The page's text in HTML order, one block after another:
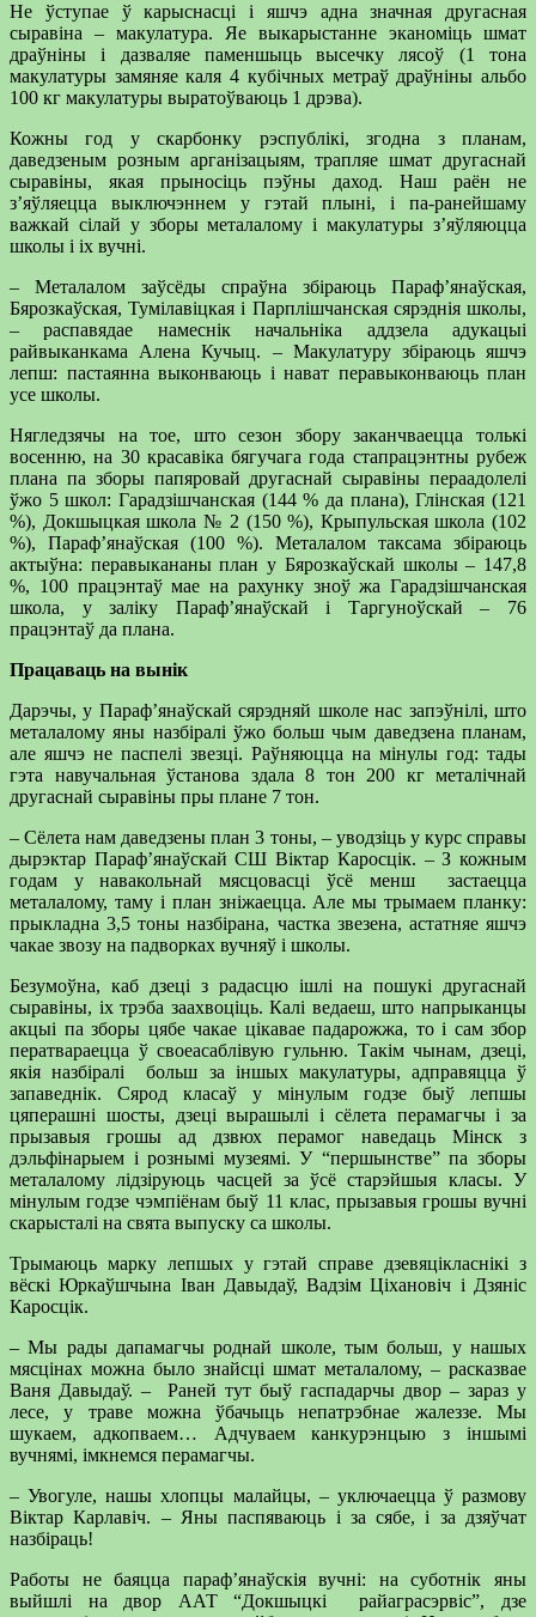
Не ўступае ў карыснасці і яшчэ адна значная другасная
сыравіна – макулатура. Яе выкарыстанне эканоміць шмат
драўніны і дазваляе паменшыць высечку лясоў (1 тона
макулатуры замяняе каля 4 кубічных метраў драўніны альбо
100 кг макулатуры выратоўваюць 1 дрэва).
Кожны год у скарбонку рэспублікі, згодна з планам,
даведзеным розным арганізацыям, трапляе шмат другаснай
сыравіны, якая прыносіць пэўны даход. Наш раён не
з’яўляецца выключэннем у гэтай плыні, і па-ранейшаму
важкай сілай у зборы металалому і макулатуры з’яўляюцца
школы і іх вучні.
– Металалом заўсёды спраўна збіраюць Параф’янаўская,
Бярозкаўская, Тумілавіцкая і Парплішчанская сярэднія школы,
– распавядае намеснік начальніка аддзела адукацыі
райвыканкама Алена Кучыц. – Макулатуру збіраюць яшчэ
лепш: пастаянна выконваюць і нават перавыконваюць план
усе школы.
Нягледзячы на тое, што сезон збору заканчваецца толькі
восенню, на 30 красавіка бягучага года стапрацэнтны рубеж
плана па зборы папяровай другаснай сыравіны пераадолелі
ўжо 5 школ: Гарадзішчанская (144 % да плана), Глінская (121
%), Докшыцкая школа № 2 (150 %), Крыпульская школа (102
%), Параф’янаўская (100 %). Металалом таксама збіраюць
актыўна: перавыкананы план у Бярозкаўскай школы – 147,8
%, 100 працэнтаў мае на рахунку зноў жа Гарадзішчанская
школа, у заліку Параф’янаўскай і Таргуноўскай – 76
працэнтаў да плана.
Працаваць на вынік
Дарэчы, у Параф’янаўскай сярэдняй школе нас запэўнілі, што
металалому яны назбіралі ўжо больш чым даведзена планам,
але яшчэ не паспелі звезці. Раўняюцца на мінулы год: тады
гэта навучальная ўстанова здала 8 тон 200 кг металічнай
другаснай сыравіны пры плане 7 тон.
– Сёлета нам даведзены план 3 тоны, – уводзіць у курс справы
дырэктар Параф’янаўскай СШ Віктар Каросцік. – З кожным
годам у навакольнай мясцовасці ўсё менш застаецца
металалому, таму і план зніжаецца. Але мы трымаем планку:
прыкладна 3,5 тоны назбірана, частка звезена, астатняе яшчэ
чакае звозу на падворках вучняў і школы.
Безумоўна, каб дзеці з радасцю ішлі на пошукі другаснай
сыравіны, іх трэба заахвоціць. Калі ведаеш, што напрыканцы
акцыі па зборы цябе чакае цікавае падарожжа, то і сам збор
ператвараецца ў своеасаблівую гульню. Такім чынам, дзеці,
якія назбіралі больш за іншых макулатуры, адправяцца ў
запаведнік. Сярод класаў у мінулым годзе быў лепшы
цяперашні шосты, дзеці вырашылі і сёлета перамагчы і за
прызавыя грошы ад дзвюх перамог наведаць Мінск з
дэльфінарыем і рознымі музеямі. У “першынстве” па зборы
металалому лідзіруюць часцей за ўсё старэйшыя класы. У
мінулым годзе чэмпіёнам быў 11 клас, прызавыя грошы вучні
скарысталі на свята выпуску са школы.
Трымаюць марку лепшых у гэтай справе дзевяцікласнікі з
вёскі Юркаўшчына Іван Давыдаў, Вадзім Ціхановіч і Дзяніс
Каросцік.
– Мы рады дапамагчы роднай школе, тым больш, у нашых
мясцінах можна было знайсці шмат металалому, – расказвае
Ваня Давыдаў. – Раней тут быў гаспадарчы двор – зараз у
лесе, у траве можна ўбачыць непатрэбнае жалеззе. Мы
шукаем, адкопваем… Адчуваем канкурэнцыю з іншымі
вучнямі, імкнемся перамагчы.
– Увогуле, нашы хлопцы малайцы, – уключаецца ў размову
Віктар Карлавіч. – Яны паспяваюць і за сябе, і за дзяўчат
назбіраць!
Работы не баяцца параф’янаўскія вучні: на суботнік яны
выйшлі на двор ААТ “Докшыцкі райаграсэрвіс”, дзе